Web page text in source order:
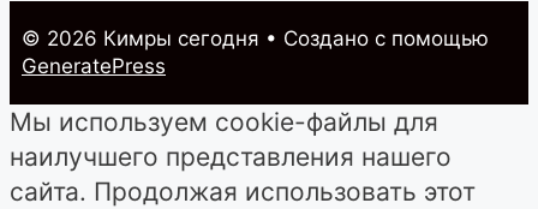
© 2026 Кимры cегодня • Создано с помощью
GeneratePress
Мы используем cookie-файлы для
наилучшего представления нашего
сайта. Продолжая использовать этот